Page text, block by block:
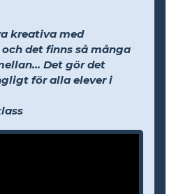
kreativa med
det finns så många
Det gör det
för alla elever i